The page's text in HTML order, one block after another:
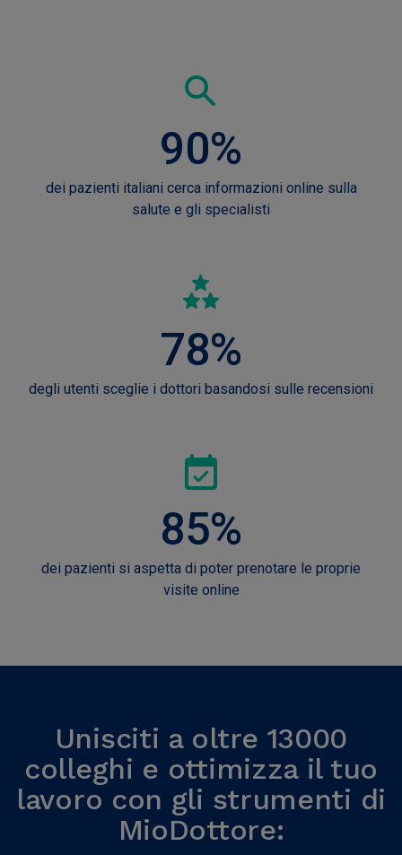
90%
dei pazienti italiani cerca informazioni online sulla
salute e gli specialisti
78%
degli utenti sceglie i dottori basandosi sulle recensioni
85%
dei pazienti si aspetta di poter prenotare le proprie
visite online
Unisciti a oltre 13000
colleghi e ottimizza il tuo
lavoro con gli strumenti di
MioDottore: